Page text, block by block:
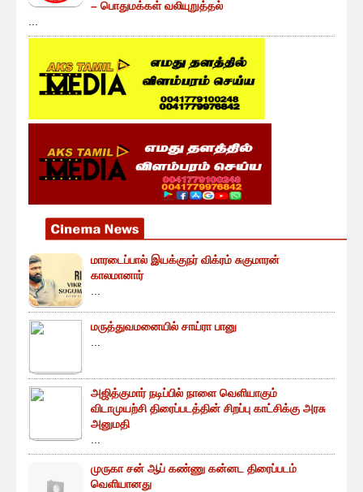
– பொதுமக்கள் வலியுறுத்தல்
...
மாரடைப்பால் இயக்குநர் விக்ரம் சுகுமாரன்
காலமானார்
...
மருத்துவமனையில் சாய்ரா பானு
...
அஜித்குமார் நடிப்பில் நாளை வெளியாகும்
விடாமுயற்சி திரைப்படத்தின் சிறப்பு காட்சிக்கு அரசு
அனுமதி
...
முருகா சன் ஆப் கண்ணு கன்னட திரைப்படம்
வெளியானது